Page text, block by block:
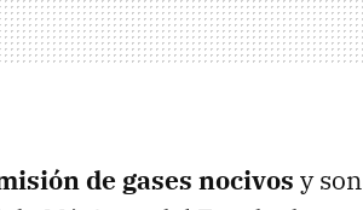
de gases nocivos y son